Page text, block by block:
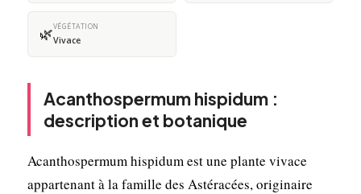
🌿VÉGÉTATION
Vivace
Acanthospermum hispidum :
description et botanique
Acanthospermum hispidum est une plante vivace
appartenant à la famille des Astéracées, originaire